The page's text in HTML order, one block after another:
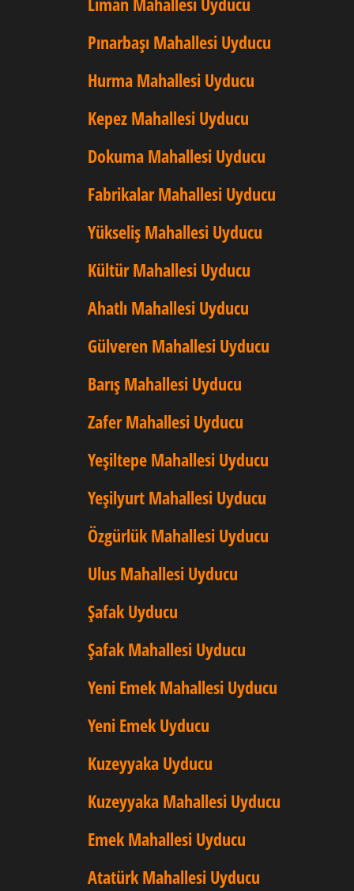
Pınarbaşı Mahallesi Uyducu
Hurma Mahallesi Uyducu
Kepez Mahallesi Uyducu
Dokuma Mahallesi Uyducu
Fabrikalar Mahallesi Uyducu
Yükseliş Mahallesi Uyducu
Kültür Mahallesi Uyducu
Ahatlı Mahallesi Uyducu
Gülveren Mahallesi Uyducu
Barış Mahallesi Uyducu
Zafer Mahallesi Uyducu
Yeşiltepe Mahallesi Uyducu
Yeşilyurt Mahallesi Uyducu
Özgürlük Mahallesi Uyducu
Ulus Mahallesi Uyducu
Şafak Uyducu
Şafak Mahallesi Uyducu
Yeni Emek Mahallesi Uyducu
Yeni Emek Uyducu
Kuzeyyaka Uyducu
Kuzeyyaka Mahallesi Uyducu
Emek Mahallesi Uyducu
Atatürk Mahallesi Uyducu